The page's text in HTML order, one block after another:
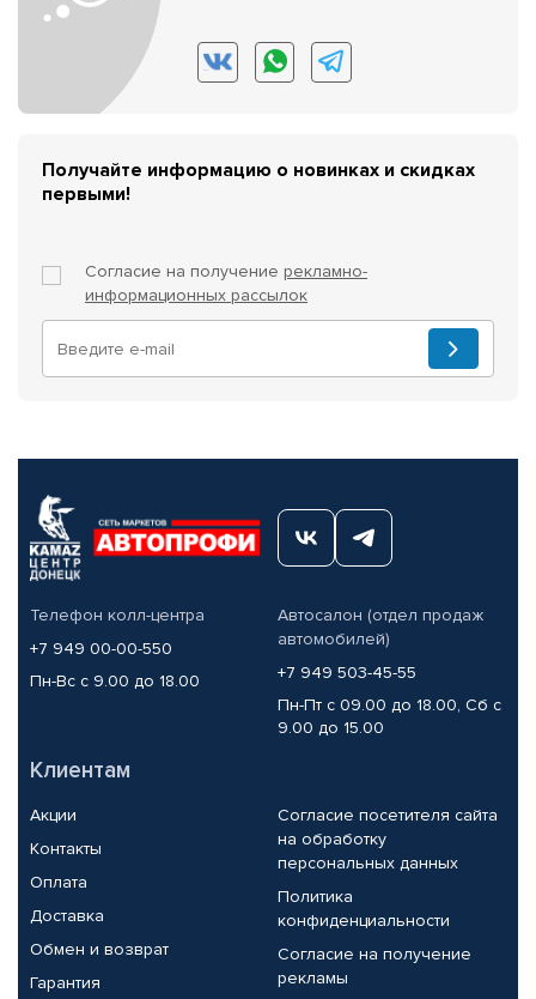
Получайте информацию о новинках и скидках
первыми!
Согласие на получение рекламно-
информационных рассылок
Телефон колл-центра
+7 949 00-00-550
Пн-Вс с 9.00 до 18.00
Автосалон (отдел продаж
автомобилей)
+7 949 503-45-55
Пн-Пт с 09.00 до 18.00, Сб с
9.00 до 15.00
Клиентам
Акции
Контакты
Оплата
Доставка
Обмен и возврат
Гарантия
Согласие посетителя сайта
на обработку
персональных данных
Политика
конфиденциальности
Согласие на получение
рекламы